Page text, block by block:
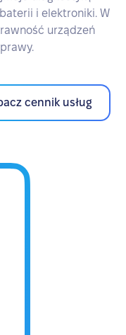
i elektroniki. W
urządzeń
cennik usług